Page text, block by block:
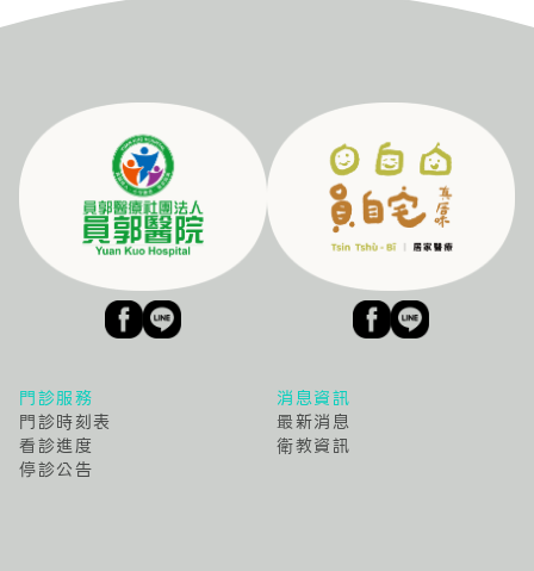
門診服務
門診時刻表
看診進度
停診公告
消息資訊
最新消息
衛教資訊